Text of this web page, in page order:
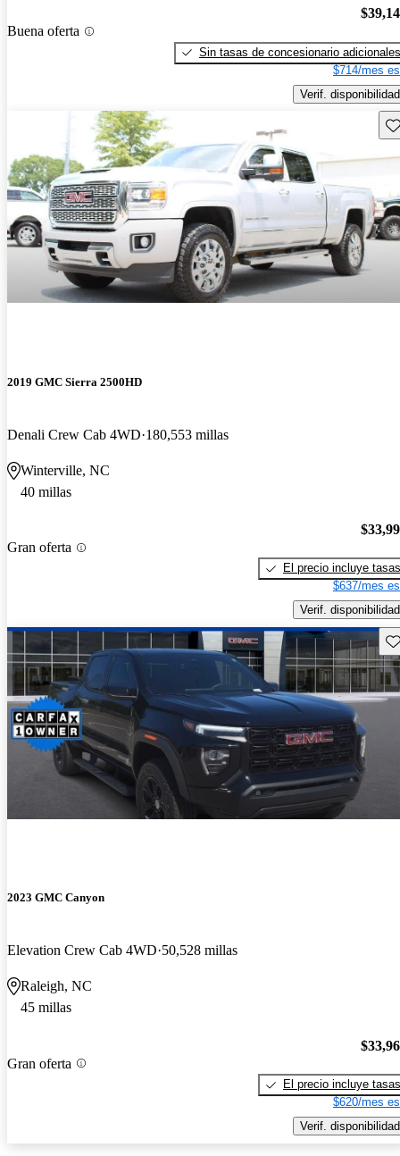
Buena oferta
Sin tasas de concesionario adicionales
$714/mes
Verif. disponibilidad
2019 GMC Sierra 2500HD
Denali Crew Cab 4WD 180,553 millas
Winterville, NC
40 millas
Gran oferta
El precio incluye tasas
$637/mes
Verif. disponibilidad
2023 GMC Canyon
Elevation Crew Cab 4WD 50,528 millas
Raleigh, NC
45 millas
Gran oferta
El precio incluye tasas
$620/mes
Verif. disponibilidad